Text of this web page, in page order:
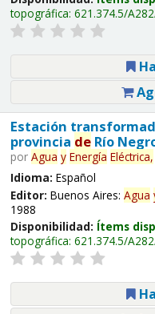
topográfica: 621.374.5/
Estación
provincia deRío
por Agua y Energía Eléctrica,
Idioma: Español
Editor: Buenos Aires: Agua
1988
Disponibilidad: Ítems
topográfica: 621.374.5/